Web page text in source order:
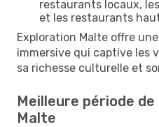
restaurants locaux,
et les restaurants
Exploration Malte offre
immersive qui captive les
sa richesse culturelle et
Meilleure période
Malte